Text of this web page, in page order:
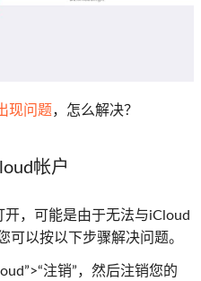
现问题，怎么解决？
帐户
，可能是由于无法与iCloud
可以按以下步骤解决问题。
注销”，然后注销您的